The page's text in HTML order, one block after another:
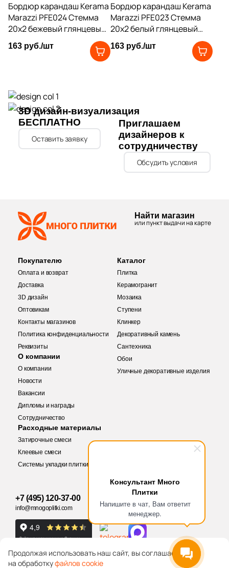
Консультант Много
Плитки
Напишите в чат, Вам ответит
менеджер.
Бордюр карандаш Kerama
Marazzi PFE024 Стемма
20x2 бежевый глянцевый
под мрамор
163 руб./шт
Бордюр карандаш Kerama
Marazzi PFE023 Стемма
20x2 белый глянцевый
под мрамор
163 руб./шт
3D дизайн-визуализация
БЕСПЛАТНО
Оставить заявку
Приглашаем
дизайнеров к
сотрудничеству
Обсудить условия
Купить в 1 клик
Общая стоимость 326 руб.
Заявка на бесплатный 3D дизайн
Телефон
Обратная связь
Ваше имя
Найти магазин
или пункт выдачи на карте
Покупателю
Оплата и возврат
Доставка
3D дизайн
Оптовикам
Контакты магазинов
Политика конфиденциальности
Реквизиты
О компании
О компании
Новости
Вакансии
Дипломы и награды
Сотрудничество
Расходные материалы
Затирочные смеси
Клеевые смеси
Системы укладки плитки
Каталог
Плитка
Керамогранит
Мозаика
Ступени
Клинкер
Декоративный камень
Сантехника
Обои
Уличные декоративные изделия
+7 (495) 120-37-00
info@mnogoplitki.com
Продолжая использовать наш сайт, вы соглашаетесь
на обработкуфайлов cookie